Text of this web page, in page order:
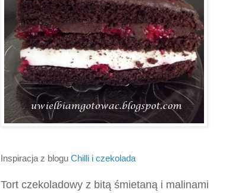
Inspiracja z blogu Chilli i czekolada
Tort czekoladowy z bitą śmietaną i malinami